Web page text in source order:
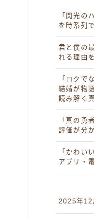
「閃光の
を時系列
君と僕の
れる理由
「ロクで
結婚が物
読み解く
「真の勇
評価が分
「かわい
アプリ・
2025年12